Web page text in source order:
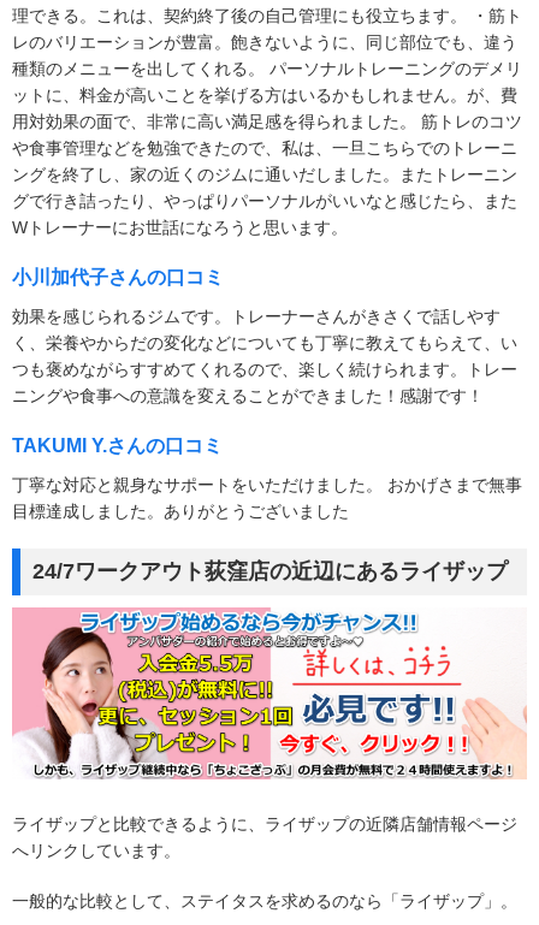
理できる。これは、契約終了後の自己管理にも役立ちます。 ・筋ト
レのバリエーションが豊富。飽きないように、同じ部位でも、違う
種類のメニューを出してくれる。 パーソナルトレーニングのデメリ
ットに、料金が高いことを挙げる方はいるかもしれません。が、費
用対効果の面で、非常に高い満足感を得られました。 筋トレのコツ
や食事管理などを勉強できたので、私は、一旦こちらでのトレーニ
ングを終了し、家の近くのジムに通いだしました。またトレーニン
グで行き詰ったり、やっぱりパーソナルがいいなと感じたら、また
Wトレーナーにお世話になろうと思います。
小川加代子さんの口コミ
効果を感じられるジムです。トレーナーさんがきさくで話しやす
く、栄養やからだの変化などについても丁寧に教えてもらえて、い
つも褒めながらすすめてくれるので、楽しく続けられます。トレー
ニングや食事への意識を変えることができました！感謝です！
TAKUMI Y.さんの口コミ
丁寧な対応と親身なサポートをいただけました。 おかげさまで無事
目標達成しました。ありがとうございました
24/7ワークアウト荻窪店の近辺にあるライザップ
ライザップと比較できるように、ライザップの近隣店舗情報ページ
へリンクしています。
一般的な比較として、ステイタスを求めるのなら「ライザップ」。